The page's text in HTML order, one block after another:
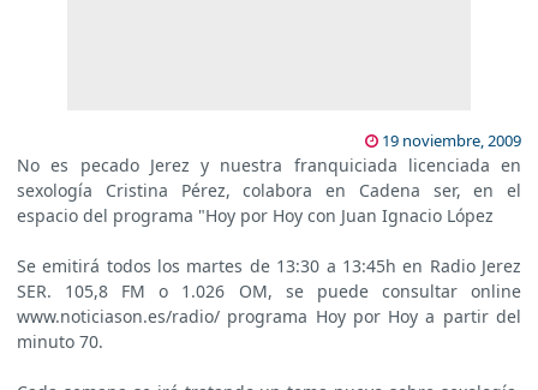
19 noviembre, 2009
No es pecado Jerez y nuestra franquiciada licenciada en
sexología Cristina Pérez, colabora en Cadena ser, en el
espacio del programa "Hoy por Hoy con Juan Ignacio López
Se emitirá todos los martes de 13:30 a 13:45h en Radio Jerez
SER. 105,8 FM o 1.026 OM, se puede consultar online
www.noticiason.es/radio/ programa Hoy por Hoy a partir del
minuto 70.